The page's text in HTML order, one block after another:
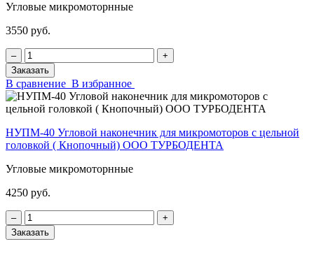
Угловые микромоторнные
3550 руб.
‒
+
Заказать
В сравнение В избранное
НУПМ-40 Угловой наконечник для микромоторов с цельной
головкой ( Кнопочный) ООО ТУРБОДЕНТА
Угловые микромоторнные
4250 руб.
‒
+
Заказать